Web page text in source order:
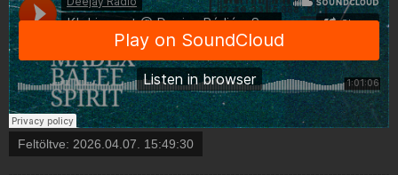
Feltöltve: 2026.04.07. 15:49:30